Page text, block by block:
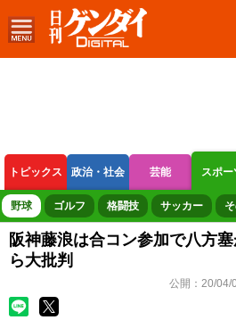
トピックス 政治・社会 芸能 スポー
ボートレース 競輪 オートレース
野球 ゴルフ 格闘技 サッカー
阪神藤浪は合コン参加で八方
ら大批判
公開： 20/04/